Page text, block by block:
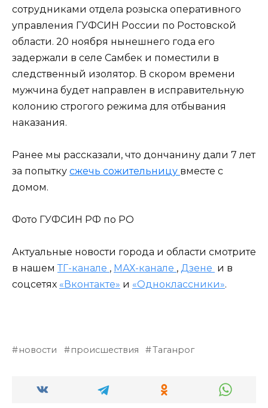
сотрудниками отдела розыска оперативного
управления ГУФСИН России по Ростовской
области. 20 ноября нынешнего года его
задержали в селе Самбек и поместили в
следственный изолятор. В скором времени
мужчина будет направлен в исправительную
колонию строгого режима для отбывания
наказания.
Ранее мы рассказали, что дончанину дали 7 лет
за попытку сжечь сожительницу вместе с
домом.
Фото ГУФСИН РФ по РО
Актуальные новости города и области смотрите
в нашем ТГ-канале , МАХ-канале , Дзене и в
соцсетях «Вконтакте» и «Одноклассники».
новости происшествия Таганрог